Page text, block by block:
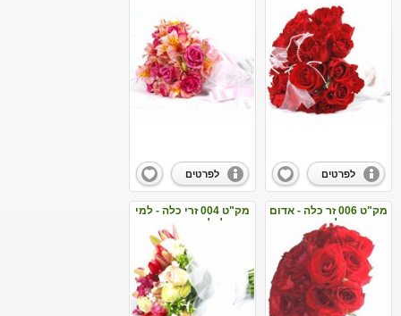
לפרטים לפרטים
מק"ט 006 זר כלה - אדום
לוהט
מק"ט 004 זרי כלה - למי
צלצלו הפעמונים